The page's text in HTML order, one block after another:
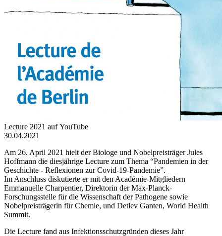
Lecture 2021 auf YouTube
30.04.2021
Am 26. April 2021 hielt der Biologe und Nobelpreisträger Jules
Hoffmann die diesjährige Lecture zum Thema “Pandemien in der
Geschichte - Reflexionen zur Covid-19-Pandemie”.
Im Anschluss diskutierte er mit den Académie-Mitgliedern
Emmanuelle Charpentier, Direktorin der Max-Planck-
Forschungsstelle für die Wissenschaft der Pathogene sowie
Nobelpreisträgerin für Chemie, und Detlev Ganten, World Health
Summit.
Die Lecture fand aus Infektionsschutzgründen dieses Jahr